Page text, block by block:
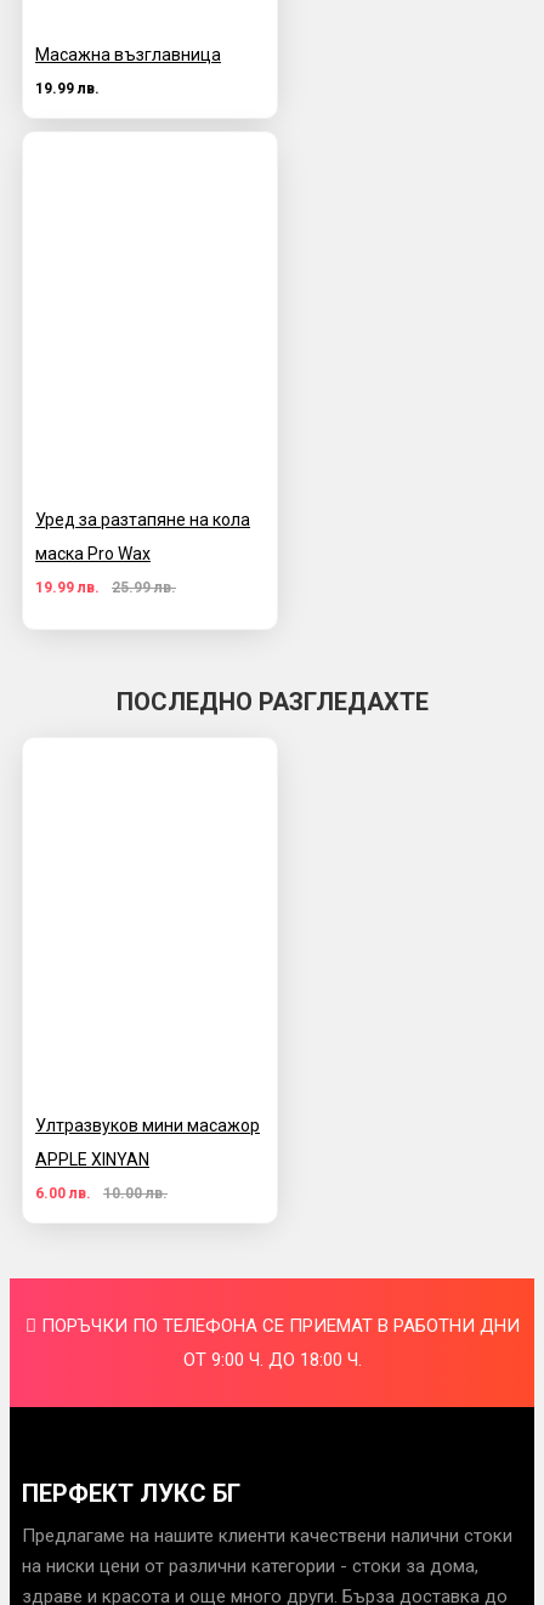
Масажна възглавница
19.99 лв.
Уред за разтапяне на кола
маска Pro Wax
19.99 лв. 25.99 лв.
ПОСЛЕДНО РАЗГЛЕДАХТЕ
Ултразвуков мини масажор
APPLE XINYAN
6.00 лв. 10.00 лв.
ПОРЪЧКИ ПО ТЕЛЕФОНА СЕ ПРИЕМАТ В РАБОТНИ ДНИ
ОТ 9:00 Ч. ДО 18:00 Ч.
ПЕРФЕКТ ЛУКС БГ
Предлагаме на нашите клиенти качествени налични стоки
на ниски цени от различни категории - стоки за дома,
здраве и красота и още много други. Бърза доставка до